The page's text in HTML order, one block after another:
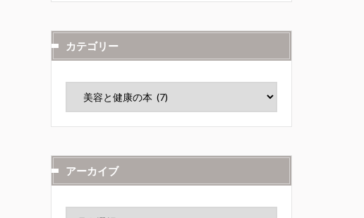
カテゴリー
アーカイブ